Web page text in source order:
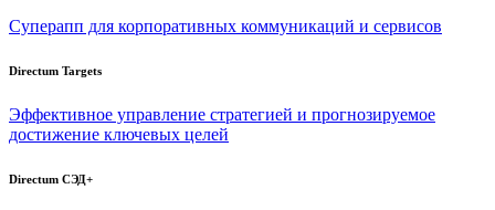
Суперапп для корпоративных коммуникаций и сервисов
Directum Targets
Эффективное управление стратегией и прогнозируемое
достижение ключевых целей
Directum СЭД+